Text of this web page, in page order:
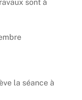
sont à
la séance à